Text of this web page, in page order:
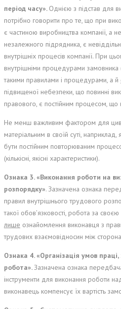
період часу». Однією з підстав для
потрібно говорити про те, що при
є частиною виробництва компанії,
незалежного підрядника, є
внутрішніх процесів компанії. При
внутрішніми процедурами замовника
такими правилами і процедурами, а й
підвищеної небезпеки, що повинні
правового, є постійним процесом, що
Не менш важливим фактором для
матеріальним в своїй суті,
бути постійним повторюваним
(кількісні, якісні характеристики).
Ознака 3. «Виконання роботи на
розпорядку». Зазначена ознака
правил внутрішнього трудового
такої обов’язковості, робота за
лише ознайомлення виконавця з
трудових взаємовідносин між
Ознака 4. «Організація умов
робота».Зазначена ознака
інструменти для виконання роботи
виконавець компенсує їх вартість